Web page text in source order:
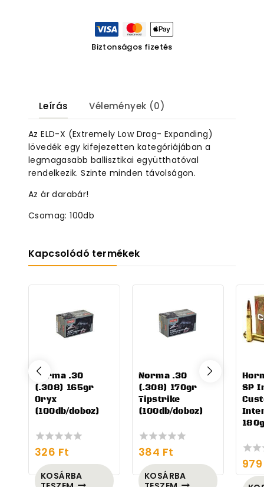
Biztonságos fizetés
Leírás Vélemények (0)
Az ELD-X (Extremely Low Drag- Expanding)
lövedék egy kifejezetten kategóriájában a
legmagasabb ballisztikai együtthatóval
rendelkezik. Szinte minden távolságon.
Az ár darabár!
Csomag: 100db
Kapcsolódó termékek
Norma .30
(.308) 165gr
Oryx
(100db/doboz)
0
of
5
326 Ft
KOSÁRBA
Norma .30
(.308) 170gr
Tipstrike
(100db/doboz)
0
of
5
384 Ft
KOSÁRBA
SP
0
out
of